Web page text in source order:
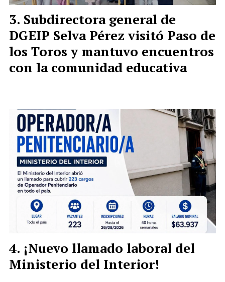
Subdirectora general de
DGEIP Selva Pérez visitó Paso de
los Toros y mantuvo encuentros
con la comunidad educativa
¡Nuevo llamado laboral del
Ministerio del Interior!